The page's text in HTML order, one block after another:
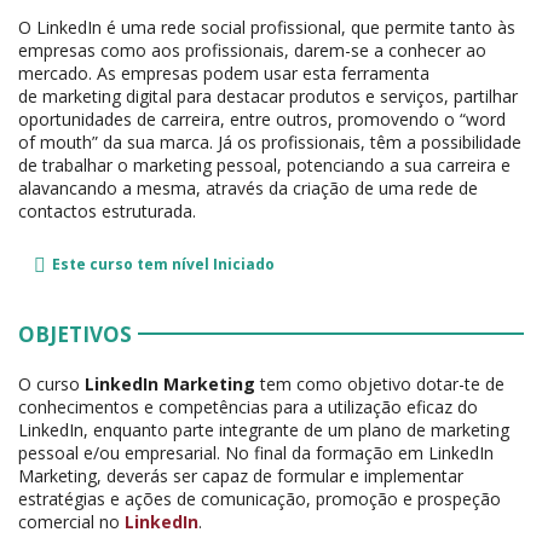
O LinkedIn é uma rede social profissional, que permite tanto às
empresas como aos profissionais, darem-se a conhecer ao
mercado. As empresas podem usar esta ferramenta
de marketing digital para destacar produtos e serviços, partilhar
oportunidades de carreira, entre outros, promovendo o “word
of mouth” da sua marca. Já os profissionais, têm a possibilidade
de trabalhar o marketing pessoal, potenciando a sua carreira e
alavancando a mesma, através da criação de uma rede de
contactos estruturada.
Este curso tem nível Iniciado
OBJETIVOS
O curso LinkedIn Marketingtem como objetivo dotar-te de
conhecimentos e competências para a utilização eficaz do
LinkedIn, enquanto parte integrante de um plano de marketing
pessoal e/ou empresarial. No final da formação em LinkedIn
Marketing, deverás ser capaz de formular e implementar
estratégias e ações de comunicação, promoção e prospeção
comercial no LinkedIn.